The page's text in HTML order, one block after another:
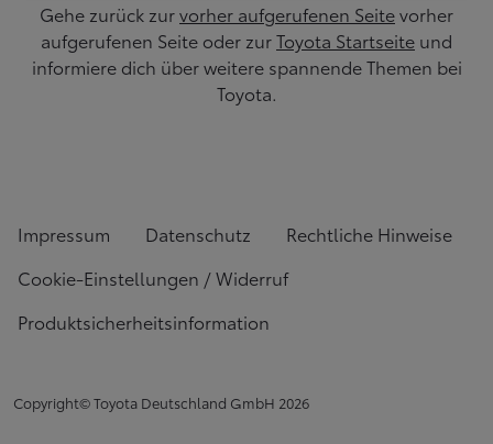
Gehe zurück zurvorher aufgerufenen Seitevorher
aufgerufenen Seite oder zurToyota Startseite und
informiere dich über weitere spannende Themen bei
Toyota.
Impressum Datenschutz
Rechtliche Hinweise
Cookie-Einstellungen / Widerruf
Produktsicherheitsinformation
Copyright© Toyota Deutschland GmbH 2026